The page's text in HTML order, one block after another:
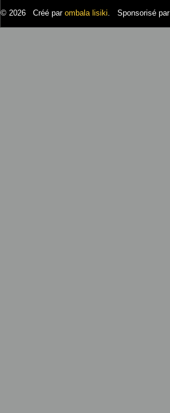
© 2026 Créé par ombala lisiki . Sponsorisé par